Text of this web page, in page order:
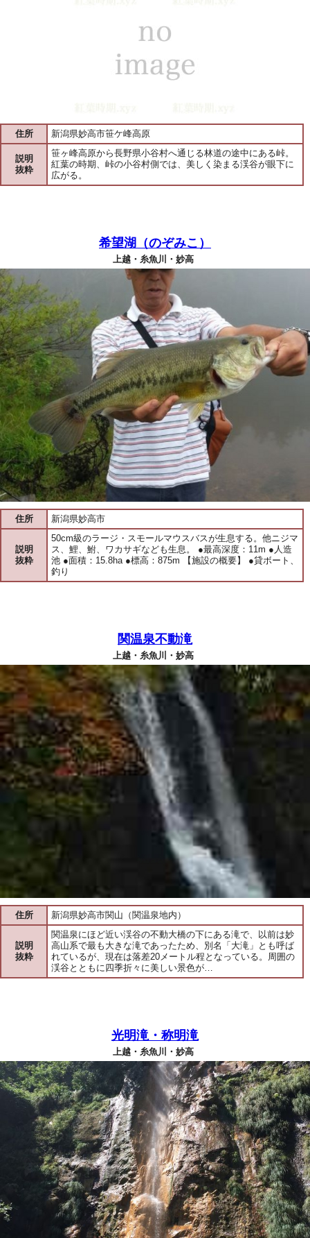
住所 新潟県妙高市笹ケ峰高原
説明
抜粋
笹ヶ峰高原から長野県小谷村へ通じる林道の途中にある峠。
紅葉の時期、峠の小谷村側では、美しく染まる渓谷が眼下に
広がる。
希望湖（のぞみこ）
上越・糸魚川・妙高
住所 新潟県妙高市
説明
抜粋
50cm級のラージ・スモールマウスバスが生息する。他ニジマ
ス、鯉、鮒、ワカサギなども生息。 ●最高深度：11m ●人造
池 ●面積：15.8ha ●標高：875m 【施設の概要】 ●貸ボート、
釣り
関温泉不動滝
上越・糸魚川・妙高
住所 新潟県妙高市関山（関温泉地内）
説明
抜粋
関温泉にほど近い渓谷の不動大橋の下にある滝で、以前は妙
高山系で最も大きな滝であったため、別名「大滝」とも呼ば
れているが、現在は落差20メートル程となっている。周囲の
渓谷とともに四季折々に美しい景色が…
光明滝・称明滝
上越・糸魚川・妙高